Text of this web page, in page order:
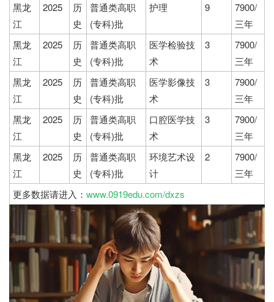
黑龙
江
2025
历
史
普通类高职
(专科)批
护理 9
7900/
三年
黑龙
江
2025
历
史
普通类高职
(专科)批
医学检验技
术
3
7900/
三年
黑龙
江
2025
历
史
普通类高职
(专科)批
医学影像技
术
3
7900/
三年
黑龙
江
2025
历
史
普通类高职
(专科)批
口腔医学技
术
3
7900/
三年
黑龙
江
2025
历
史
普通类高职
(专科)批
环境艺术设
计
2
7900/
三年
更多数据请进入： www.0919edu.com/dxzs